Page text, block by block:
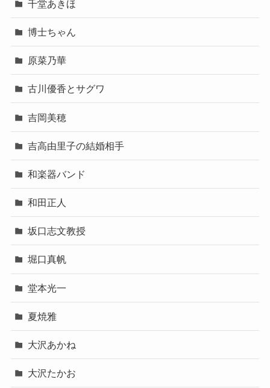
千堂あきほ
博士ちゃん
原菜乃華
古川優香とサグワ
吉岡美穂
吉高由里子の結婚相手
和楽器バンド
和田正人
坂口志文教授
堀口真帆
堂本光一
夏焼雅
大沢あかね
大沢たかお